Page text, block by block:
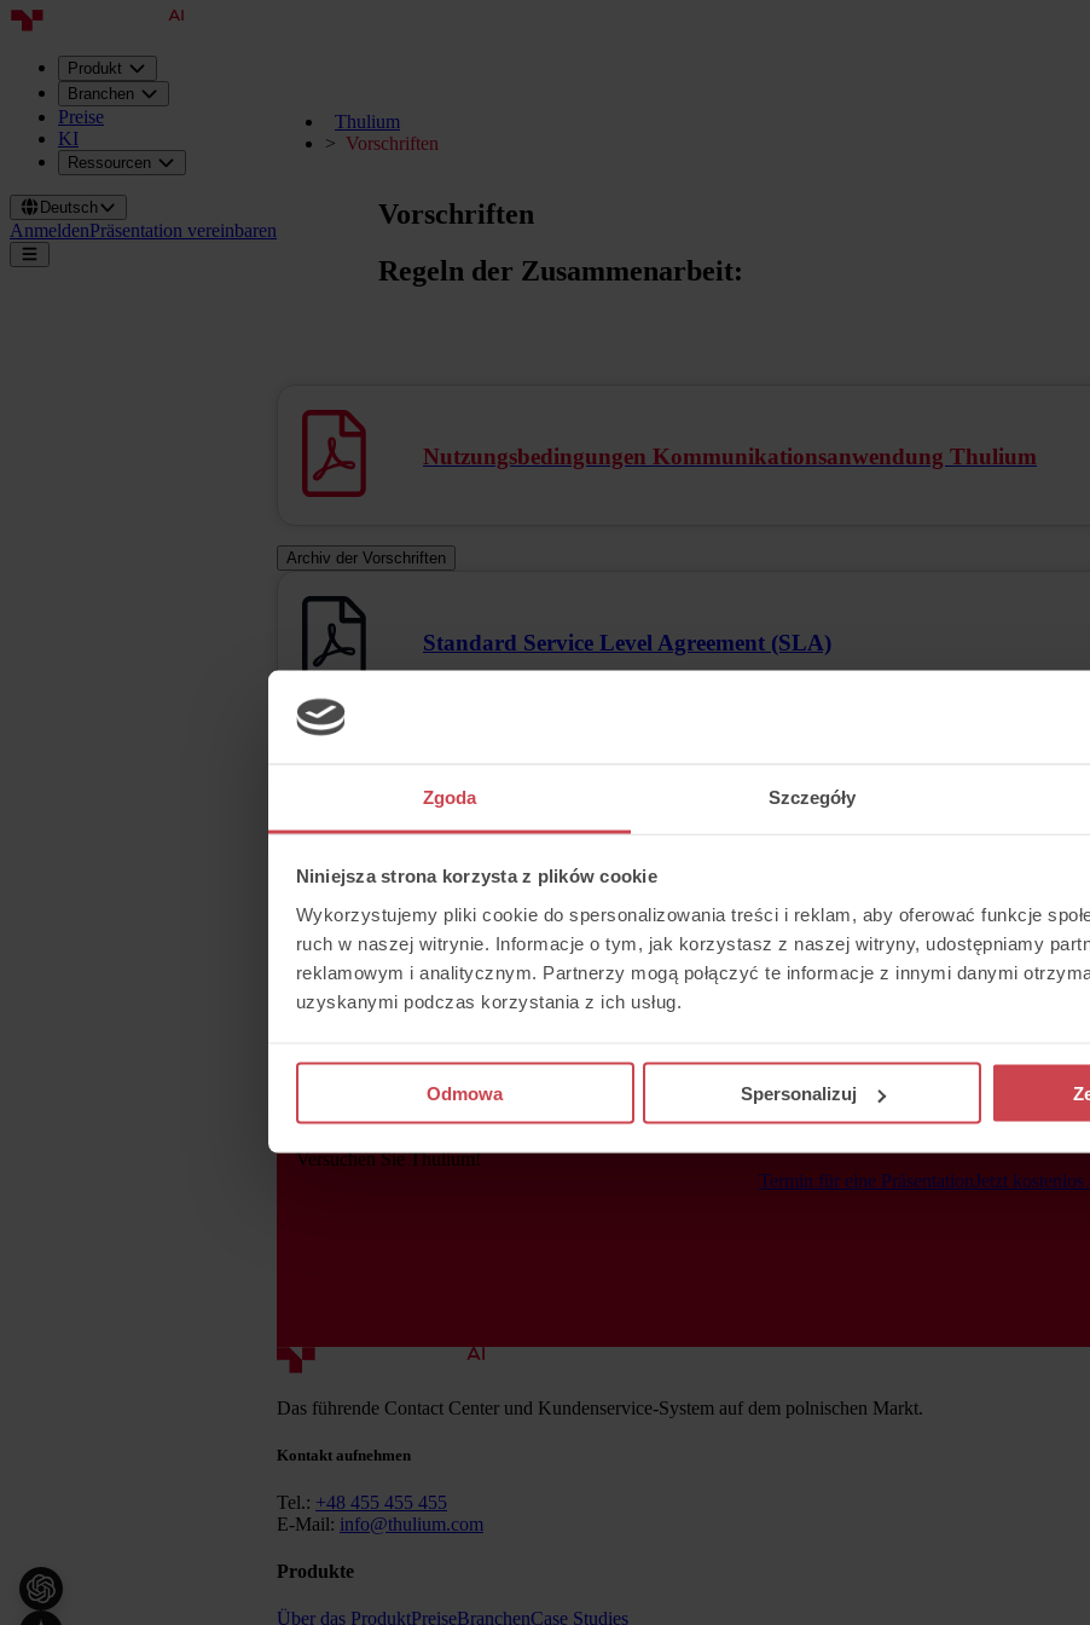
Zgoda Szczegóły
Niniejsza strona korzysta z plików cookie
Wykorzystujemy pliki cookie do spersonalizowania treści i reklam, aby oferować funkcje
ruch w naszej witrynie. Informacje o tym, jak korzystasz z naszej witryny, udostępniamy
reklamowym i analitycznym. Partnerzy mogą połączyć te informacje z innymi danymi
uzyskanymi podczas korzystania z ich usług.
Odmowa Spersonalizuj
Produkt
Branchen
Preise
KI
Ressourcen
Deutsch
AnmeldenPräsentation vereinbaren
Thulium
Vorschriften
Vorschriften
Regeln der Zusammenarbeit:
Nutzungsbedingungen Kommunikationsanwendung Thulium
Archiv der Vorschriften
Standard Service Level Agreement (SLA)
Privacy Policy of Thulium
Versuchen Sie Thulium!
Termin für eine PräsentationJetzt kostenlos
Das führende Contact Center und Kundenservice-System auf dem polnischen Markt.
Kontakt aufnehmen
Tel.: +48 455 455 455
E-Mail: info@thulium.com
Produkte
Über das ProduktPreiseBranchenCase Studies